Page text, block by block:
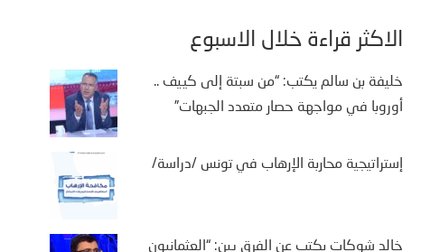
الأكثر قراءة خلال الأسبوع
خليفة بن سالم يكتب: “من سبتة إلى كييف ..
أوروبا في مواجهة حصار متعدد الجبهات”
إستراتيجية محاربة الإرهاب في تونس /دراسة/
خالد شوكات يكتب عن الفرق بين: “العثمانيون